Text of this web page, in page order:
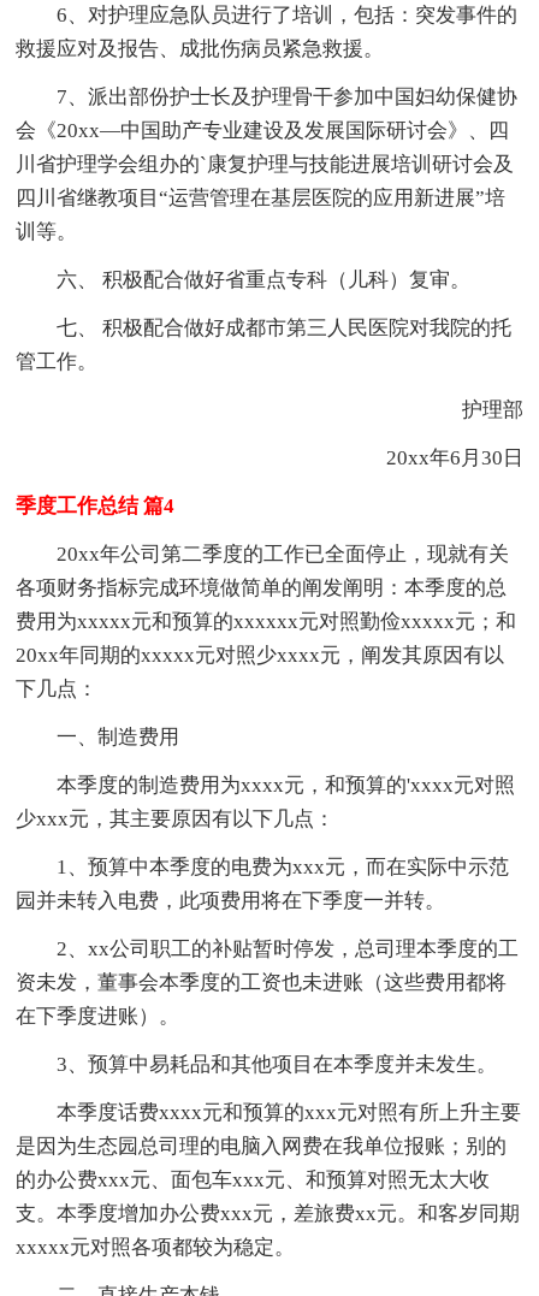
6、对护理应急队员进行了培训，包括：突发事件的
救援应对及报告、成批伤病员紧急救援。
7、派出部份护士长及护理骨干参加中国妇幼保健协
会《20xx—中国助产专业建设及发展国际研讨会》、四
川省护理学会组办的`康复护理与技能进展培训研讨会及
四川省继教项目“运营管理在基层医院的应用新进展”培
训等。
六、 积极配合做好省重点专科（儿科）复审。
七、 积极配合做好成都市第三人民医院对我院的托
管工作。
护理部
20xx年6月30日
季度工作总结 篇4
20xx年公司第二季度的工作已全面停止，现就有关
各项财务指标完成环境做简单的阐发阐明：本季度的总
费用为xxxxx元和预算的xxxxxx元对照勤俭xxxxx元；和
20xx年同期的xxxxx元对照少xxxx元，阐发其原因有以
下几点：
一、制造费用
本季度的制造费用为xxxx元，和预算的'xxxx元对照
少xxx元，其主要原因有以下几点：
1、预算中本季度的电费为xxx元，而在实际中示范
园并未转入电费，此项费用将在下季度一并转。
2、xx公司职工的补贴暂时停发，总司理本季度的工
资未发，董事会本季度的工资也未进账（这些费用都将
在下季度进账）。
3、预算中易耗品和其他项目在本季度并未发生。
本季度话费xxxx元和预算的xxx元对照有所上升主要
是因为生态园总司理的电脑入网费在我单位报账；别的
的办公费xxx元、面包车xxx元、和预算对照无太大收
支。本季度增加办公费xxx元，差旅费xx元。和客岁同期
xxxxx元对照各项都较为稳定。